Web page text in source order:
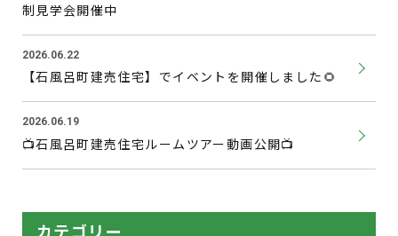
制見学会開催中
2026.06.22
【石風呂町建売住宅】でイベントを開催しました🌻
2026.06.19
📺石風呂町建売住宅ルームツアー動画公開📺
カテゴリー